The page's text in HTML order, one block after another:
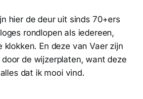
hier de deur uit sinds 70+ers
rondlopen als iedereen,
klokken. En deze van Vaer zijn
door de wijzerplaten, want deze
dat ik mooi vind.